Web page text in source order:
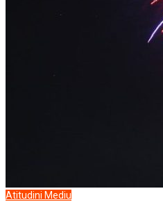
Atitudini Mediu